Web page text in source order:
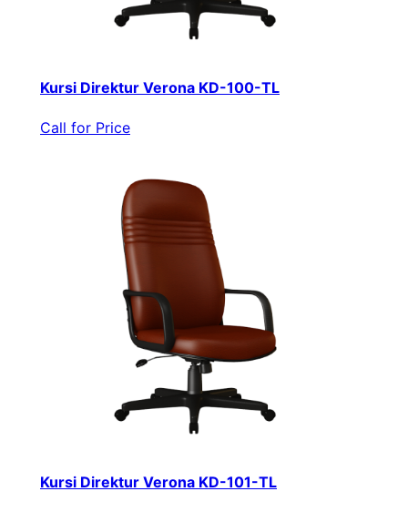
Kursi Direktur Verona KD-100-TL
Call for Price
Kursi Direktur Verona KD-101-TL